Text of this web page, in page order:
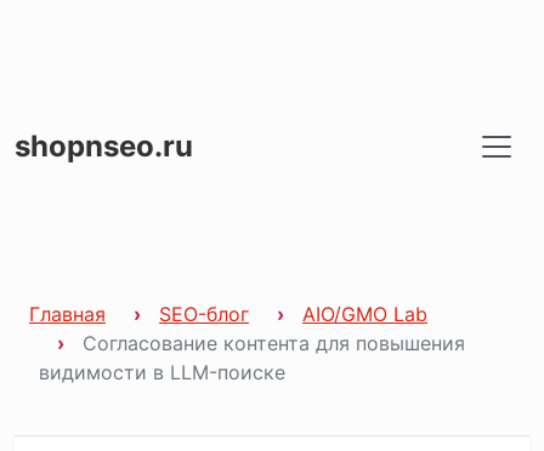
shopnseo.ru
Главная SEO-блог
AIO/GMO Lab
Согласование контента для повышения
видимости в LLM-поиске